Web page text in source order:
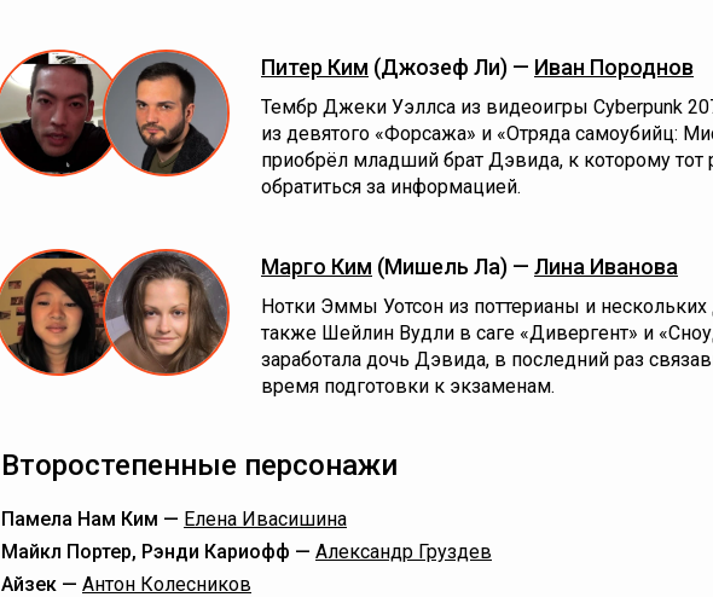
Питер Ким (Джозеф Ли) — Иван Породнов
Тембр Джеки Уэллса из видеоигры Cyberpunk
из девятого «Форсажа» и «Отряда самоубийц:
приобрёл младший брат Дэвида, к которому тот
обратиться за информацией.
Марго Ким (Мишель Ла) — Лина Иванова
Нотки Эммы Уотсон из поттерианы и нескольких
также Шейлин Вудли в саге «Дивергент» и
заработала дочь Дэвида, в последний раз
время подготовки к экзаменам.
Второстепенные персонажи
Памела Нам Ким — Елена Ивасишина
Майкл Портер, Рэнди Кариофф — Александр Груздев
Айзек — Антон Колесников